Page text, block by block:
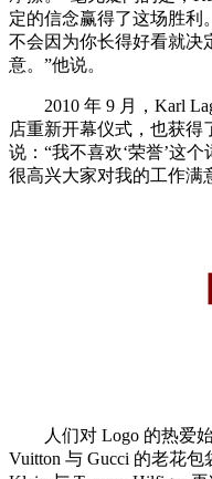
定的信念赢得了这场胜利
不会因为你长得好看就决
意。”他说。
2010 年 9 月，Karl
店重新开幕仪式，也获得
说：“我不喜欢‘荣誉’这
很高兴大家对我的工作满
人们对 Logo 的热爱始
Vuitton 与 Gucci 的老花